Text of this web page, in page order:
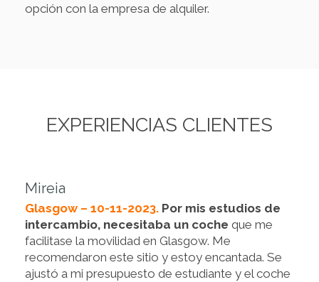
opción con la empresa de alquiler.
EXPERIENCIAS CLIENTES
Mireia
Glasgow – 10-11-2023. Por mis estudios de
intercambio, necesitaba un coche que me
facilitase la movilidad en Glasgow. Me
recomendaron este sitio y estoy encantada. Se
ajustó a mi presupuesto de estudiante y el coche